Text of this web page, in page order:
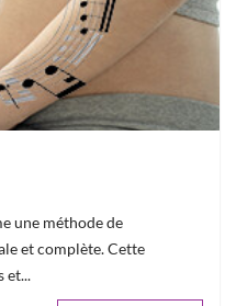
une méthode de
et complète. Cette
et...